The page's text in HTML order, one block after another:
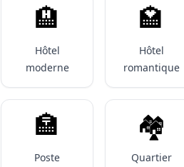
🏨
Hôtel
moderne
🏩
Hôtel
romantique
🏣
Poste
🏘️
Quartier